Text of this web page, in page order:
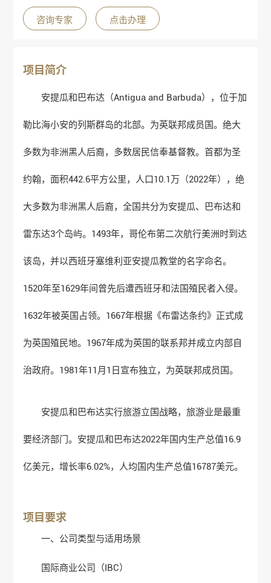
咨询专家 点击办理
项目简介
安提瓜和巴布达（Antigua and Barbuda），位于加
勒比海小安的列斯群岛的北部。为英联邦成员国。绝大
多数为非洲黑人后裔，多数居民信奉基督教。首都为圣
约翰，面积442.6平方公里，人口10.1万（2022年），绝
大多数为非洲黑人后裔，全国共分为安提瓜、巴布达和
雷东达3个岛屿。1493年，哥伦布第二次航行美洲时到达
该岛，并以西班牙塞维利亚安提瓜教堂的名字命名。
1520年至1629年间曾先后遭西班牙和法国殖民者入侵。
1632年被英国占领。1667年根据《布雷达条约》正式成
为英国殖民地。1967年成为英国的联系邦并成立内部自
治政府。1981年11月1日宣布独立，为英联邦成员国。
安提瓜和巴布达实行旅游立国战略，旅游业是最重
要经济部门。安提瓜和巴布达2022年国内生产总值16.9
亿美元，增长率6.02%，人均国内生产总值16787美元。
项目要求
‌一、公司类型与适用场景‌
‌国际商业公司（IBC）‌